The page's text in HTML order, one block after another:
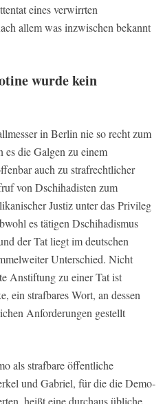
eines verwirrten
allem was inzwischen bekannt
wurde kein
in Berlin nie so recht zum
es die Galgen zu einem
auch zu strafrechtlicher
von Dschihadisten zum
Justiz unter das Privileg
es tätigen Dschihadismus
der Tat liegt im deutschen
Unterschied. Nicht
Anstiftung zu einer Tat ist
ein strafbares Wort, an dessen
Anforderungen gestellt
als strafbare öffentliche
und Gabriel, für die die Demo-
heißt eine durchaus übliche